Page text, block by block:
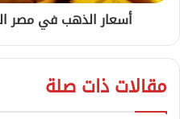
أسعار الذهب في مصر اليوم
مقالات ذات صلة